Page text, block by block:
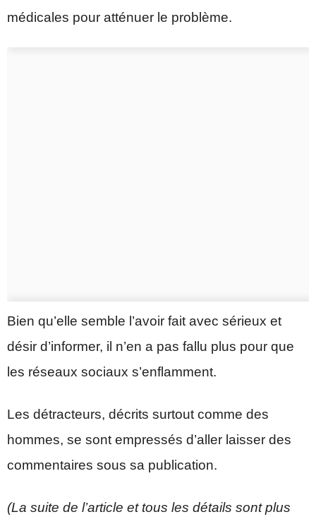
médicales pour atténuer le problème.
Bien qu’elle semble l’avoir fait avec sérieux et
désir d’informer, il n’en a pas fallu plus pour que
les réseaux sociaux s’enflamment.
Les détracteurs, décrits surtout comme des
hommes, se sont empressés d’aller laisser des
commentaires sous sa publication.
(La suite de l’article et tous les détails sont plus